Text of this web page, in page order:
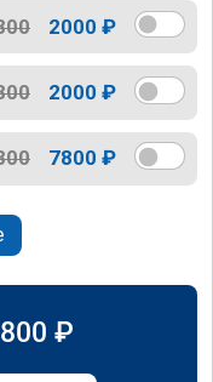
2000 ₽
2000 ₽
7800 ₽
₽